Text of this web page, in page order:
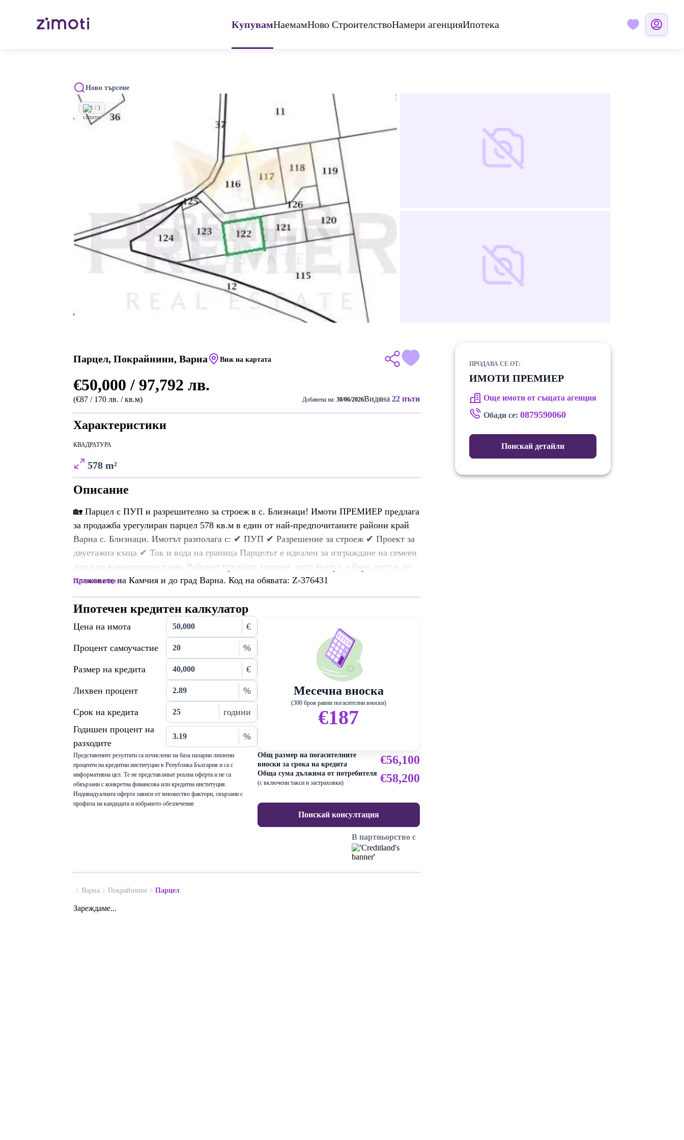
КупувамНаемамНово СтроителствоНамери агенцияИпотека
Ново търсене
1 / 1
Парцел, Покрайнини, Варна Виж на картата
€50,000 / 97,792 лв.
(€87 / 170 лв. / кв.м) Добавена на: 30/06/2026Видяна 22 пъти
Характеристики
КВАДРАТУРА
578 m²
Описание
🏡 Парцел с ПУП и разрешително за строеж в с. Близнаци! Имоти ПРЕМИЕР предлага
за продажба урегулиран парцел 578 кв.м в един от най-предпочитаните райони край
Варна с. Близнаци. Имотът разполага с: ✔ ПУП ✔ Разрешение за строеж ✔ Проект за
двуетажна къща ✔ Ток и вода на граница Парцелът е идеален за изграждане на семеен
дом или ваканционна къща. Районът предлага тишина, чист въздух и бърз достъп до
плажовете на Камчия и до град Варна. Код на обявата: Z-376431
Прочети още
Ипотечен кредитен калкулатор
Цена на имота €
Процент самоучастие %
Размер на кредита €
Лихвен процент %
Срок на кредита
години
Годишен процент на
разходите
%
Представените резултати са изчислени на база пазарни лихвени
проценти на кредитни институции в Република България и са с
информативна цел. Те не представляват реална оферта и не са
обвързани с конкретна финансова или кредитна институция.
Индивидуалната оферта зависи от множество фактори, свързани с
профила на кандидата и избраното обезпечение
Месечна вноска
(300 броя равни погасителни вноски)
€187
Общ размер на погасителните
вноски за срока на кредита
€56,100
Обща сума дължима от потребителя
(с включени такси и застраховки) €58,200
Поискай консултация
В партньорство с
ПРОДАВА СЕ ОТ:
ИМОТИ ПРЕМИЕР
Още имоти от същата агенция
Обади се: 0879590060
Поискай детайли
Варна Покрайнини Парцел
Зареждаме...